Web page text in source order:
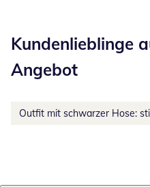
Kundenlieblinge
Angebot
Outfit mit schwarzer Hose: